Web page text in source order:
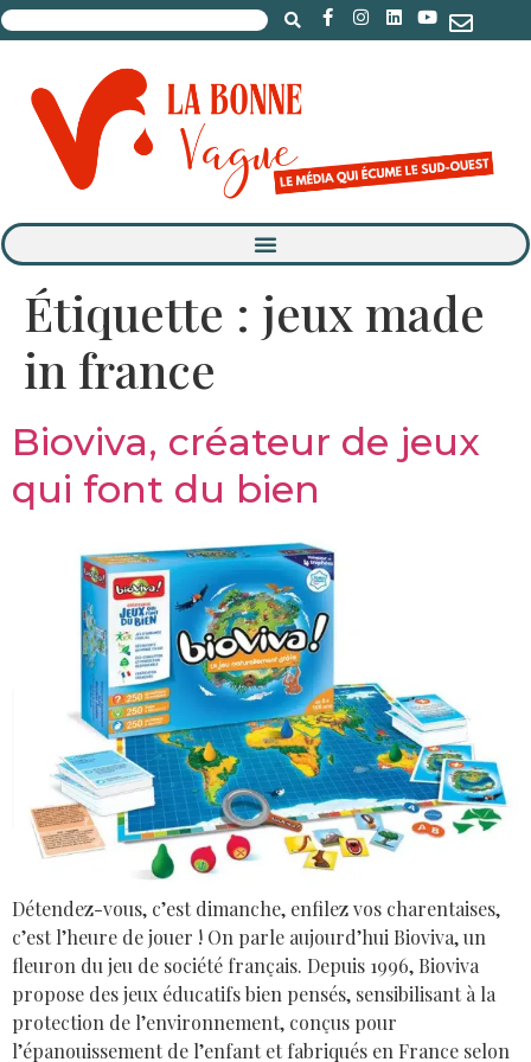
Étiquette : jeux made
in france
Bioviva, créateur de jeux
qui font du bien
Détendez-vous, c’est dimanche, enfilez vos charentaises,
c’est l’heure de jouer ! On parle aujourd’hui Bioviva, un
fleuron du jeu de société français. Depuis 1996, Bioviva
propose des jeux éducatifs bien pensés, sensibilisant à la
protection de l’environnement, conçus pour
l’épanouissement de l’enfant et fabriqués en France selon